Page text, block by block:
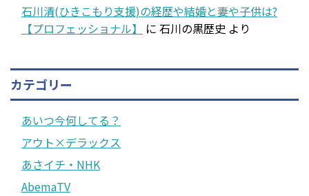
石川清(ひきこもり支援)の経歴や結婚と妻や子供は?
【プロフェッショナル】
に 石川の黒歴史 より
カテゴリー
あいつ今何してる？
アウト×デラックス
あさイチ・NHK
AbemaTV